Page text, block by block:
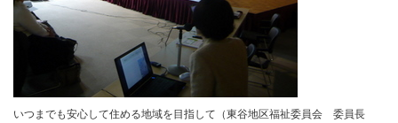
いつまでも安心して住める地域を目指して（東谷地区福祉委員会 委員長